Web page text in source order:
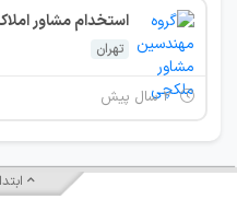
استخدام مشاور
تهران
۲ سال پیش